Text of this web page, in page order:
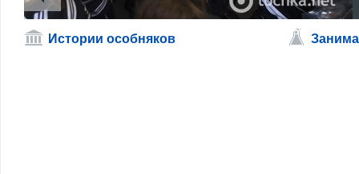
Истории особняков